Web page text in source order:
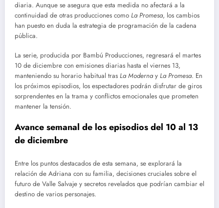
diaria. Aunque se asegura que esta medida no afectará a la
continuidad de otras producciones como La Promesa, los cambios
han puesto en duda la estrategia de programación de la cadena
pública.
La serie, producida por Bambú Producciones, regresará el martes
10 de diciembre con emisiones diarias hasta el viernes 13,
manteniendo su horario habitual tras La Modernay La Promesa. En
los próximos episodios, los espectadores podrán disfrutar de giros
sorprendentes en la trama y conflictos emocionales que prometen
mantener la tensión.
Avance semanal de los episodios del 10 al 13
de diciembre
Entre los puntos destacados de esta semana, se explorará la
relación de Adriana con su familia, decisiones cruciales sobre el
futuro de Valle Salvaje y secretos revelados que podrían cambiar el
destino de varios personajes.